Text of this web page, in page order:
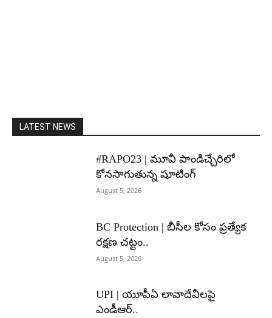
LATEST NEWS
#RAPO23 | మూవీ పాండిచ్చేరిలో
కోనసాగుతున్న షూటింగ్
August 5, 2026
BC Protection | బీసీల కోసం ప్రత్యేక
రక్షణ చట్టం..
August 5, 2026
UPI | యూపీఏ లావాదేవీలపై
ఎండీఆర్..